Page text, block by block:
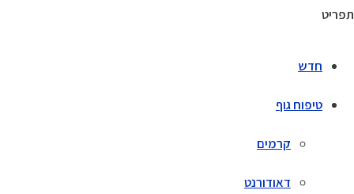
תפריט
חדש
טיפוח גוף
קרמים
דאודורנט